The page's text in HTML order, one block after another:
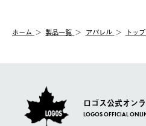
ホーム 製品⼀覧 アパレル トッ
ロゴス公式オン
LOGOS OFFICIAL